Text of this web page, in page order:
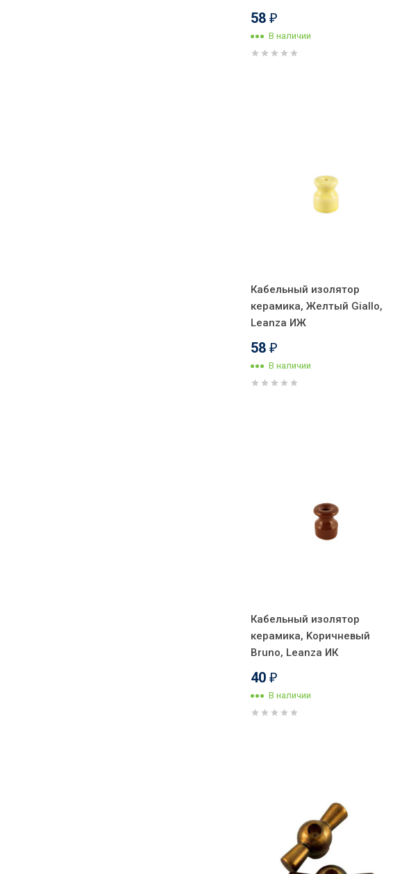
58 ₽
В наличии
Кабельный изолятор
керамика, Желтый Giallo,
Leanza ИЖ
58 ₽
В наличии
Кабельный изолятор
керамика, Kоричневый
Bruno, Leanza ИК
40 ₽
В наличии